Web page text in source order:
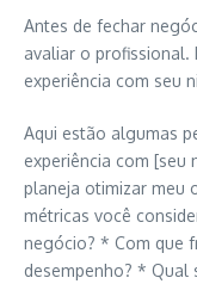
Antes de fechar
avaliar o profissional.
experiência com seu
Aqui estão algumas
experiência com [seu
planeja otimizar meu
métricas você
negócio? * Com que
desempenho? * Qual